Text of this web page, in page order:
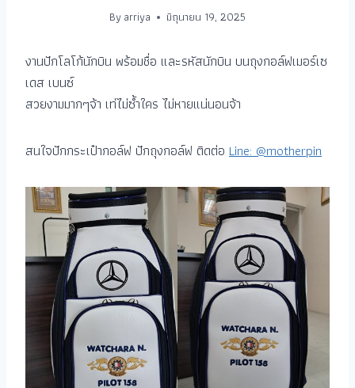
Byarriya มิถุนายน 19, 2025
งานปักโลโก้นักบิน พร้อมชื่อ และรหัสนักบิน บนถุงกอล์ฟเมอร์เซ
เดส เบนซ์
สวยงามมากๆจ้า เท่ไม่ซ้ำใคร ไม่หายแน่นอนจ้า
สนใจปักกระเป๋ากอล์ฟ ปักถุงกอล์ฟ ติดต่อ Line: @motherpin